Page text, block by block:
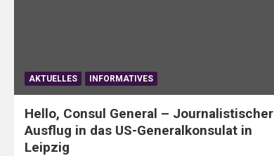
AKTUELLES INFORMATIVES
Hello, Consul General – Journalistischer
Ausflug in das US-Generalkonsulat in
Leipzig